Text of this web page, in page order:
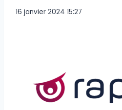
16 janvier 2024 15:27